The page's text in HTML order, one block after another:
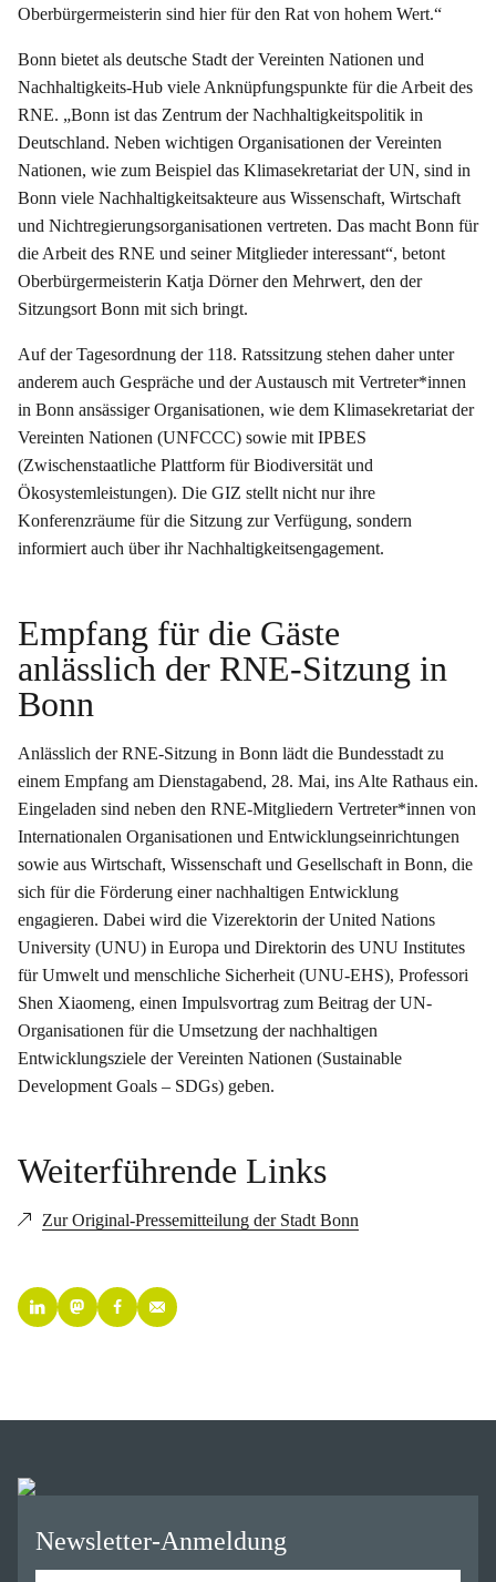
Oberbürgermeisterin sind hier für den Rat von hohem Wert.“
Bonn bietet als deutsche Stadt der Vereinten Nationen und
Nachhaltigkeits-Hub viele Anknüpfungspunkte für die Arbeit des
RNE. „Bonn ist das Zentrum der Nachhaltigkeitspolitik in
Deutschland. Neben wichtigen Organisationen der Vereinten
Nationen, wie zum Beispiel das Klimasekretariat der UN, sind in
Bonn viele Nachhaltigkeitsakteure aus Wissenschaft, Wirtschaft
und Nichtregierungsorganisationen vertreten. Das macht Bonn für
die Arbeit des RNE und seiner Mitglieder interessant“, betont
Oberbürgermeisterin Katja Dörner den Mehrwert, den der
Sitzungsort Bonn mit sich bringt.
Auf der Tagesordnung der 118. Ratssitzung stehen daher unter
anderem auch Gespräche und der Austausch mit Vertreter*innen
in Bonn ansässiger Organisationen, wie dem Klimasekretariat der
Vereinten Nationen (UNFCCC) sowie mit IPBES
(Zwischenstaatliche Plattform für Biodiversität und
Ökosystemleistungen). Die GIZ stellt nicht nur ihre
Konferenzräume für die Sitzung zur Verfügung, sondern
informiert auch über ihr Nachhaltigkeitsengagement.
Empfang für die Gäste
anlässlich der RNE-Sitzung in
Bonn
Anlässlich der RNE-Sitzung in Bonn lädt die Bundesstadt zu
einem Empfang am Dienstagabend, 28. Mai, ins Alte Rathaus ein.
Eingeladen sind neben den RNE-Mitgliedern Vertreter*innen von
Internationalen Organisationen und Entwicklungseinrichtungen
sowie aus Wirtschaft, Wissenschaft und Gesellschaft in Bonn, die
sich für die Förderung einer nachhaltigen Entwicklung
engagieren. Dabei wird die Vizerektorin der United Nations
University (UNU) in Europa und Direktorin des UNU Institutes
für Umwelt und menschliche Sicherheit (UNU-EHS), Professori
Shen Xiaomeng, einen Impulsvortrag zum Beitrag der UN-
Organisationen für die Umsetzung der nachhaltigen
Entwicklungsziele der Vereinten Nationen (Sustainable
Development Goals – SDGs) geben.
Weiterführende Links
Zur Original-Pressemitteilung der Stadt Bonn
Newsletter-Anmeldung